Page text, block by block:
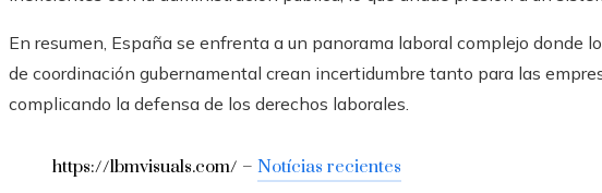
En resumen, España se enfrenta a un panorama laboral complejo donde
de coordinación gubernamental crean incertidumbre tanto para las
complicando la defensa de los derechos laborales.
https://lbmvisuals.com/ – Notícias recientes